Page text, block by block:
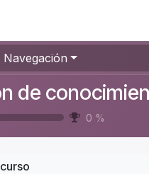
Navegación
0 %